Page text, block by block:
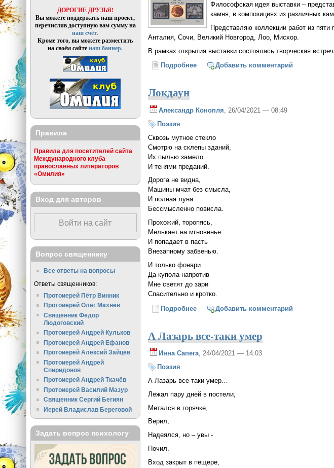
Философская идея выставки –
камня, в композициях из различных
Представляю коллекции работ из
Анталия, Сочи, Великий Новгород, Лоо, Мисхор.
В рамках открытия выставки состоялась творческая
Подробнеео Персональная выставка «Каменный
Добавить комментарий
Локдаун
Александр Конопля, 26/04/2021 — 08:49
Поэзия
Сквозь мутное стекло
Смотрю на склепы зданий,
Их пылью замело
И тенями преданий.
Дорога не видна,
Машины мчат без смысла,
И полная луна
Бессмысленно повисла.
Прохожий, торопясь,
Мелькает на мгновенье
И попадает в пасть
Внезапному забвенью.
И только фонари
Да купола напротив
Мне светят до зари
Спасительно и кротко.
Подробнеео ЛокдаунДобавить комментарий
А Лазарь все-таки умер
Инна Сапега, 24/04/2021 — 14:03
Поэзия
А Лазарь все-таки умер…
Лежал пару дней в постели,
Метался в горячке,
Верил,
Надеялся, но – увы -
Почил.
Вход закрыт в пещере,
ДОРОГИЕ ДРУЗЬЯ!
Вы можете поддержать наш проект,
перечислив доступную вам сумму на
наш счёт.
Кроме того, вы можете разместить
на своём сайтенаш баннер.
Правила
Правила для посетителей сайта
Международного клуба
православных литераторов
«Омилия»
Вход для авторов
Войти на сайт
Вопрос священнику
Все ответы на вопросы
Ответы священников:
Протоиерей Пётр Винник
Протоиерей Олег Махнёв
Священник Федор
Людоговский
Протоиерей Андрей Кульков
Протоиерей Андрей Ефанов
Протоиерей Алексий Зайцев
Протоиерей Андрей
Спиридонов
Протоиерей Андрей Ткачёв
Протоиерей Василий Мазур
Священник Сергий Бегиян
Иерей Владислав Береговой
Задать вопрос психологу